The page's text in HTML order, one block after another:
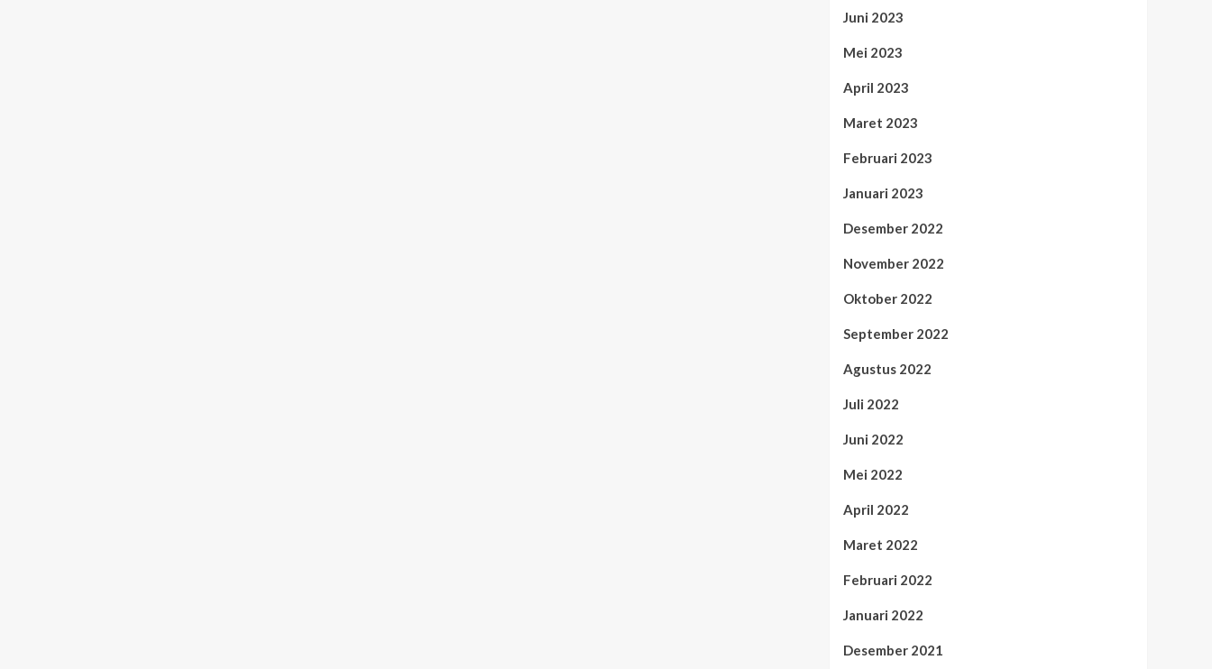
Juni 2023
Mei 2023
April 2023
Maret 2023
Februari 2023
Januari 2023
Desember 2022
November 2022
Oktober 2022
September 2022
Agustus 2022
Juli 2022
Juni 2022
Mei 2022
April 2022
Maret 2022
Februari 2022
Januari 2022
Desember 2021